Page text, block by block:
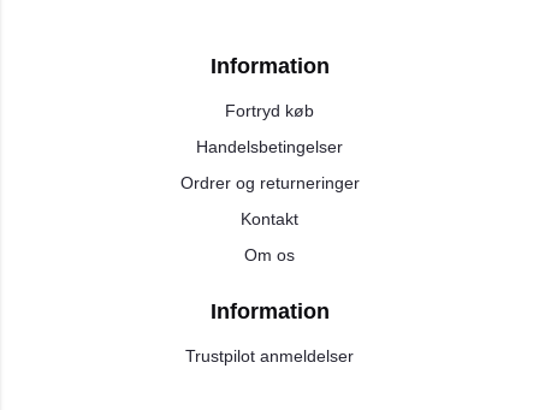
Information
Fortryd køb
Handelsbetingelser
Ordrer og returneringer
Kontakt
Om os
Information
Trustpilot anmeldelser